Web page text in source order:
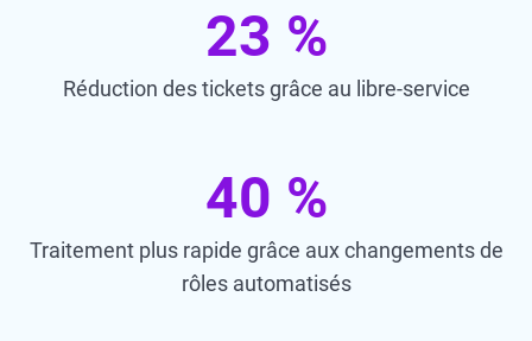
23 %
Réduction des tickets grâce au libre-service
40 %
Traitement plus rapide grâce aux changements de
rôles automatisés